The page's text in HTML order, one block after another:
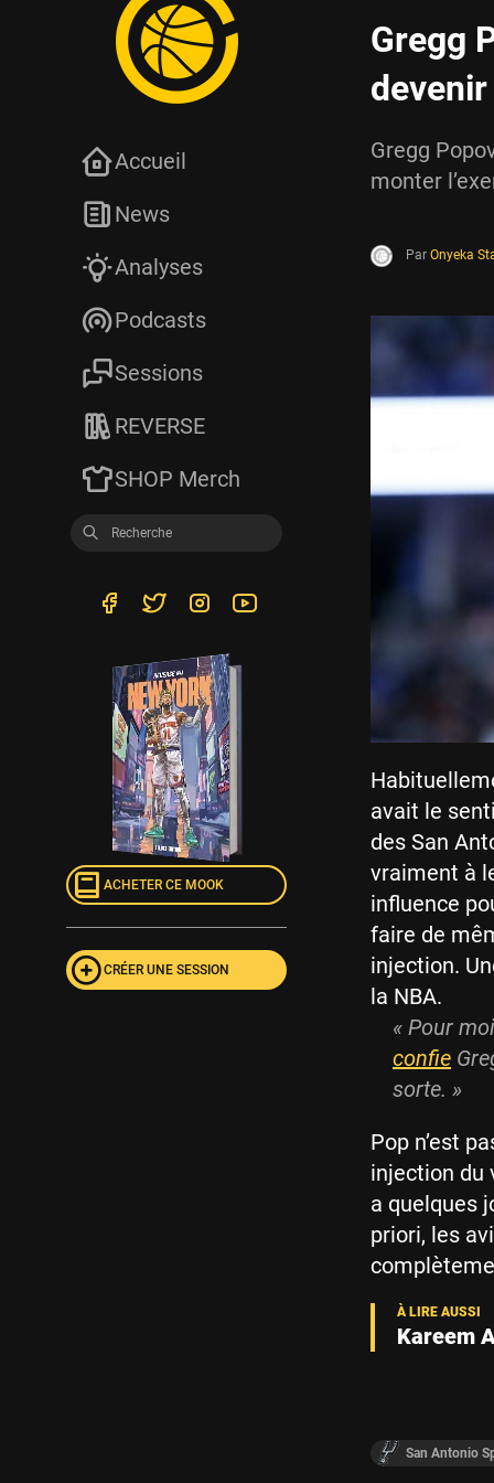
Gregg
Gregg
monter
Par Onyeka
avait le
des San
vraiment à
influence
faire de
injection.
la NBA.
« Pour
confie
sorte. »
Pop n’est
injection du
a quelques
priori, les
Kareem
San Antonio
Accueil
News
Analyses
Podcasts
Sessions
REVERSE
SHOP Merch
ACHETER CE MOOK
CRÉER UNE SESSION